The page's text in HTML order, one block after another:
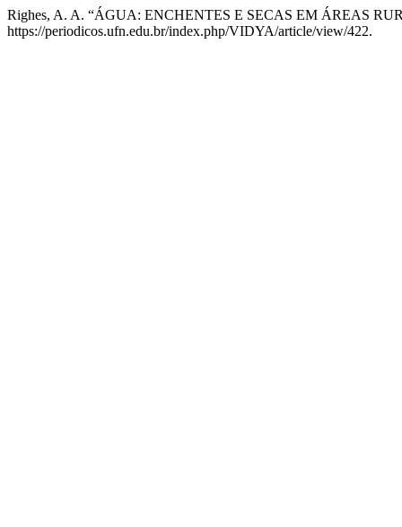
Righes, A. A. “ÁGUA: ENCHENTES E SECAS EM ÁREAS
https://periodicos.ufn.edu.br/index.php/VIDYA/article/view/422.